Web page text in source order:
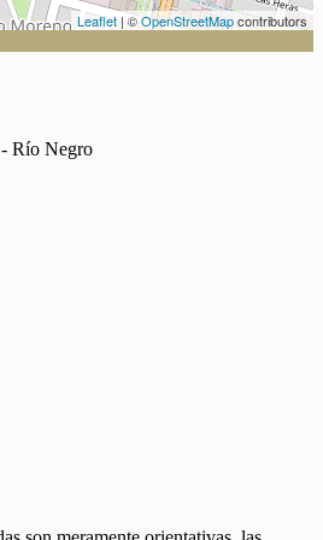
Leaflet | ©OpenStreetMapcontributors
Río Negro